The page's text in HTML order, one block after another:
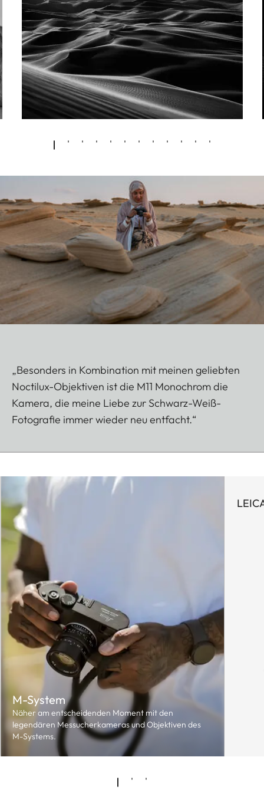
„Besonders in Kombination mit meinen geliebten
Noctilux-Objektiven ist die M11 Monochrom die
Kamera, die meine Liebe zur Schwarz-Weiß-
Fotografie immer wieder neu entfacht.“
M-System
Näher am entscheidenden Moment mit den
legendären Messucherkameras und Objektiven des
M-Systems.